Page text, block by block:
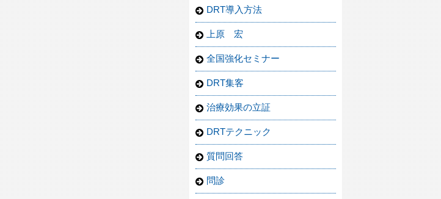
DRT導入方法
上原 宏
全国強化セミナー
DRT集客
治療効果の立証
DRTテクニック
質問回答
問診